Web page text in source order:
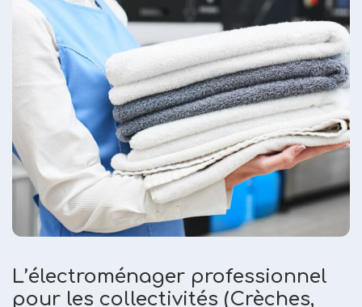
L’électroménager professionnel
pour les collectivités (Crèches,